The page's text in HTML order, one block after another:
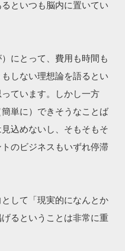
といつも脳内に置いてい
にとって、費用も時間も
しない理想論を語るとい
ています。しかし一方
単に）できそうなことば
込めないし、そもそもそ
のビジネスもいずれ停滞
して「現実的になんとか
るということは非常に重